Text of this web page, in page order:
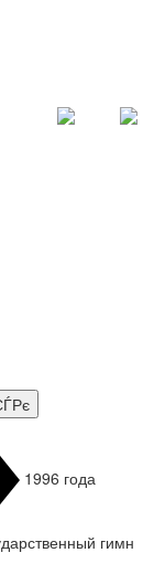
1996 года
гимн